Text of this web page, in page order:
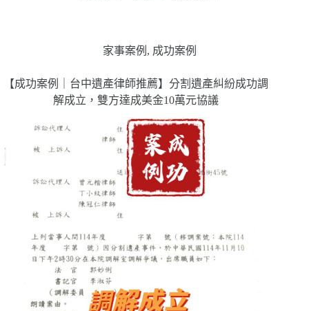
家事案例 , 成功案例
【成功案例｜台中遺產律師推薦】分割遺產糾紛成功調
解成立，雙方達成美金10萬元協議